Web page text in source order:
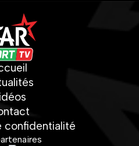
confidentialité